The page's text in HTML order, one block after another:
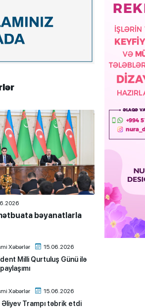
bəyanatlarla
Xəbərlər 15.06.2026
Milli Qurtuluş Günü ilə
Xəbərlər 15.06.2026
Əliyev Trampı təbrik etdi